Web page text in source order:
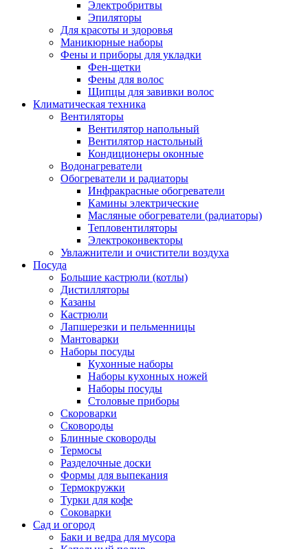
Электробритвы
Эпиляторы
Для красоты и здоровья
Маникюрные наборы
Фены и приборы для укладки
Фен-щетки
Фены для волос
Щипцы для завивки волос
Климатическая техника
Вентиляторы
Вентилятор напольный
Вентилятор настольный
Кондиционеры оконные
Водонагреватели
Обогреватели и радиаторы
Инфракрасные обогреватели
Камины электрические
Масляные обогреватели (радиаторы)
Тепловентиляторы
Электроконвекторы
Увлажнители и очистители воздуха
Посуда
Большие кастрюли (котлы)
Дистилляторы
Казаны
Кастрюли
Лапшерезки и пельменницы
Мантоварки
Наборы посуды
Кухонные наборы
Наборы кухонных ножей
Наборы посуды
Столовые приборы
Скороварки
Сковороды
Блинные сковороды
Термосы
Разделочные доски
Формы для выпекания
Термокружки
Турки для кофе
Соковарки
Сад и огород
Баки и ведра для мусора